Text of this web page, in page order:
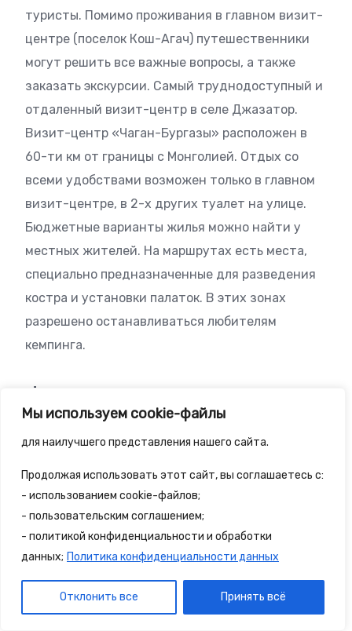
Мы используем cookie-файлы
для наилучшего представления нашего сайта.
Продолжая использовать этот сайт, вы соглашаетесь с:
- использованием cookie-файлов;
- пользовательским соглашением;
- политикой конфиденциальности и обработки
данных; Политика конфиденциальности данных
Отклонить все Принять всё
туристы. Помимо проживания в главном визит-
центре (поселок Кош-Агач) путешественники
могут решить все важные вопросы, а также
заказать экскурсии. Самый труднодоступный и
отдаленный визит-центр в селе Джазатор.
Визит-центр «Чаган-Бургазы» расположен в
60-ти км от границы с Монголией. Отдых со
всеми удобствами возможен только в главном
визит-центре, в 2-х других туалет на улице.
Бюджетные варианты жилья можно найти у
местных жителей. На маршрутах есть места,
специально предназначенные для разведения
костра и установки палаток. В этих зонах
разрешено останавливаться любителям
кемпинга.
Флора и фауна
На охраняемой территория произрастают
умеренно влажной Сибири, так и для
засушливой Монголии. Высокогорные тундры
занимают значительную часть территории
национального парка. В долинах рек
произрастают леса с лиственными, еловыми,
березовыми и кедровыми деревьями. Больше